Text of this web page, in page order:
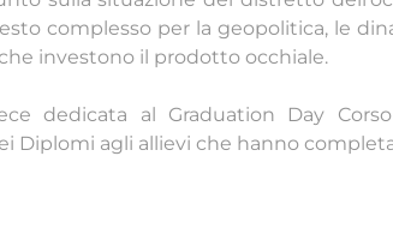
complesso per la geopolitica, le
investono il prodotto occhiale.
dedicata al Graduation Day
Diplomi agli allievi che hanno